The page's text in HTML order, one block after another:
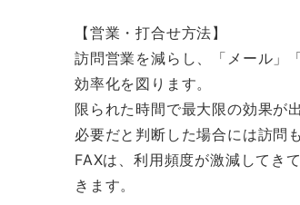
【営業・打合せ方法】
訪問営業を減らし、「メール」
効率化を図ります。
限られた時間で最大限の効果が
必要だと判断した場合には訪問
FAXは、利用頻度が激減してき
きます。